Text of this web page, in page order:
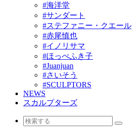
#海洋堂
#サンダート
#ステファニー・クエール
#赤尾慎也
#イノリサマ
#ほっぺふき子
#Juanjuan
#さいそう
#SCULPTORS
NEWS
スカルプターズ